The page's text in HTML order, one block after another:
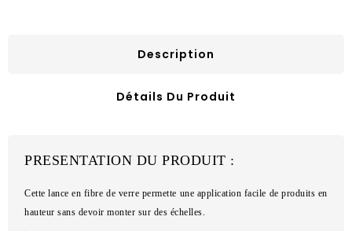
Description
Détails Du Produit
PRESENTATION DU PRODUIT :
Cette lance en fibre de verre permette une application facile de produits en
hauteur sans devoir monter sur des échelles.